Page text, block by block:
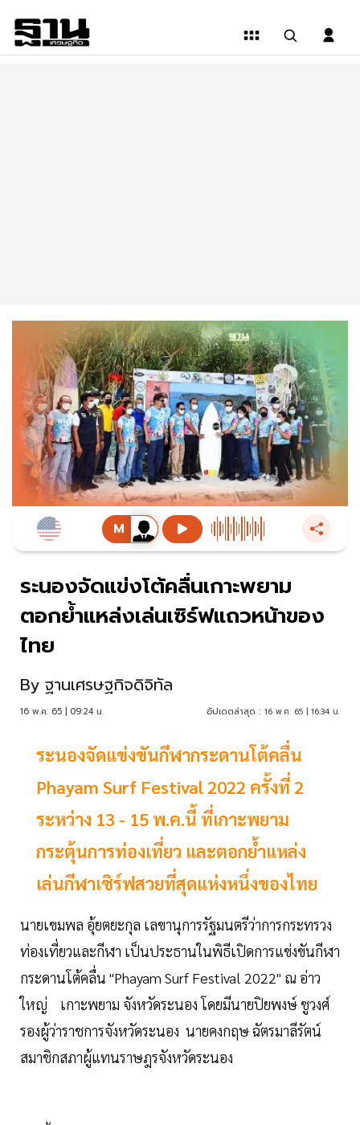
ระนองจัดแข่งโต้คลื่นเกาะพยาม
ตอกย้ำแหล่งเล่นเซิร์ฟแถวหน้าของ
ไทย
By ฐานเศรษฐกิจดิจิทัล
16 พ.ค. 65 | 09:24 น. อัปเดตล่าสุด : 16 พ.ค. 65 | 16:34 น.
ระนองจัดแข่งขันกีฬากระดานโต้คลื่น
Phayam Surf Festival 2022 ครั้งที่ 2
ระหว่าง 13 - 15 พ.ค.นี้ ที่เกาะพยาม
กระตุ้นการท่องเที่ยว และตอกย้ำแหล่ง
เล่นกีฬาเซิร์ฟสวยที่สุดแห่งหนึ่งของไทย
นายเขมพล อุ้ยตยะกุล เลขานุการรัฐมนตรีว่าการกระทรวง
ท่องเที่ยวและกีฬา เป็นประธานในพิธีเปิดการแข่งขันกีฬา
กระดานโต้คลื่น "Phayam Surf Festival 2022" ณ อ่าว
ใหญ่ เกาะพยาม จังหวัดระนอง โดยมีนายปิยพงษ์ ชูวงศ์
รองผู้ว่าราชการจังหวัดระนอง นายคงกฤษ ฉัตรมาลีรัตน์
สมาชิกสภาผู้แทนราษฎรจังหวัดระนอง